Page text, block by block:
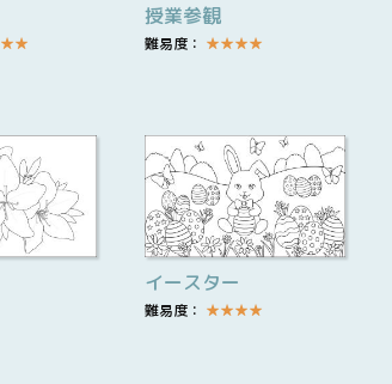
★★
授業参観
難易度： ★★★★
イースター
難易度： ★★★★